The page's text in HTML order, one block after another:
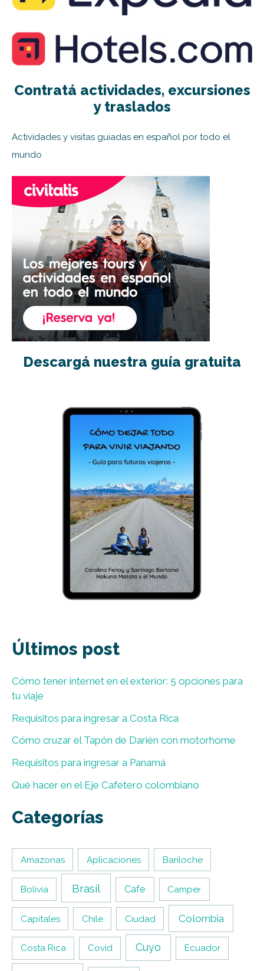
Contratá actividades, excursiones
y traslados
Actividades y visitas guiadas en español por todo el
mundo
Descargá nuestra guía gratuita
Últimos post
Cómo tener internet en el exterior: 5 opciones para
tu viaje
Requisitos para ingresar a Costa Rica
Cómo cruzar el Tapón de Darién con motorhome
Requisitos para ingresar a Panamá
Qué hacer en el Eje Cafetero colombiano
Categorías
Amazonas Aplicaciones Bariloche
Bolivia Brasil Cafe Camper
Capitales Chile Ciudad Colombia
Costa Rica Covid Cuyo Ecuador